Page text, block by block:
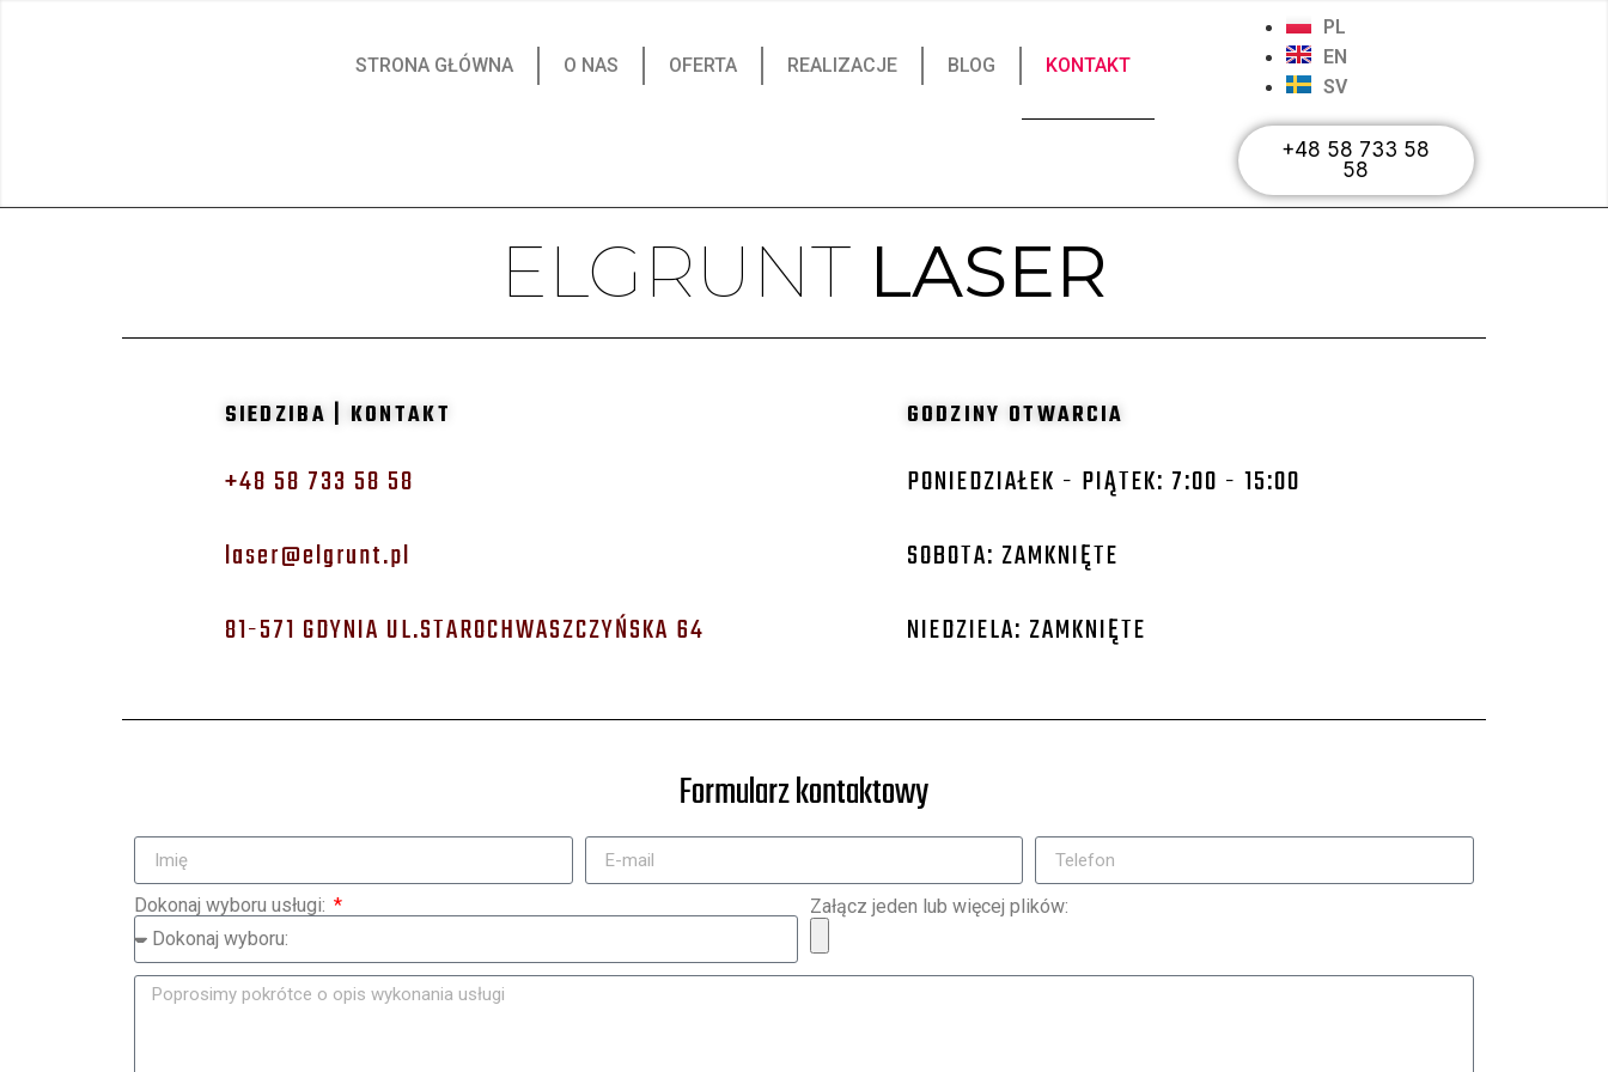
STRONA GŁÓWNA O NAS OFERTA REALIZACJE BLOG KONTAKT
PL
EN
SV
+48 58 733 58
58
ELGRUNT LASER
SIEDZIBA | KONTAKT
+48 58 733 58 58
laser@elgrunt.pl
81-571 GDYNIA UL.STAROCHWASZCZYŃSKA 64
GODZINY OTWARCIA
PONIEDZIAŁEK - PIĄTEK: 7:00 - 15:00
SOBOTA: ZAMKNIĘTE
NIEDZIELA: ZAMKNIĘTE
Formularz kontaktowy
Dokonaj wyboru usługi: Załącz jeden lub więcej plików: